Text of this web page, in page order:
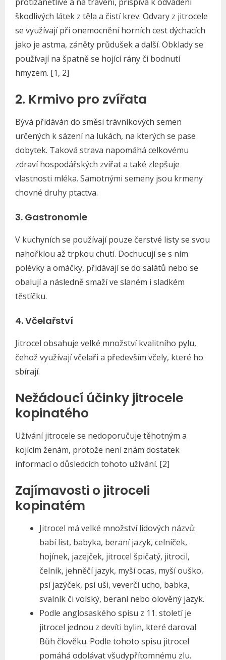
škodlivých látek z těla a čistí krev. Odvary z jitrocele
se využívají při onemocnění horních cest dýchacích
jako je astma, záněty průdušek a další. Obklady se
používají na špatně se hojící rány či bodnutí
hmyzem. [1, 2]
2. Krmivo pro zvířata
Bývá přidáván do směsi trávníkových semen
určených k sázení na lukách, na kterých se pase
dobytek. Taková strava napomáhá celkovému
zdraví hospodářských zvířat a také zlepšuje
vlastnosti mléka. Samotnými semeny jsou krmeny
chovné druhy ptactva.
3. Gastronomie
V kuchyních se používají pouze čerstvé listy se svou
nahořklou až trpkou chutí. Dochucují se s ním
polévky a omáčky, přidávají se do salátů nebo se
obalují a následně smaží ve slaném i sladkém
těstíčku.
4. Včelařství
Jitrocel obsahuje velké množství kvalitního pylu,
čehož využívají včelaři a především včely, které ho
sbírají.
Nežádoucí účinky jitrocele
kopinatého
Užívání jitrocele se nedoporučuje těhotným a
kojícím ženám, protože není znám dostatek
informací o důsledcích tohoto užívání. [2]
Zajímavosti o jitroceli
kopinatém
Jitrocel má velké množství lidových názvů:
babí list, babyka, beraní jazyk, celníček,
hojínek, jazejček, jitrocel špičatý, jitrocil,
čelník, jehněčí jazyk, myší ocas, myší ouško,
psí jazýček, psí uši, veverčí ucho, babka,
svalník či volský, beraní nebo olověný jazyk.
Podle anglosaského spisu z 11. století je
jitrocel jednou z devíti bylin, které daroval
Bůh člověku. Podle tohoto spisu jitrocel
pomáhá odolávat všudypřítomnému zlu.